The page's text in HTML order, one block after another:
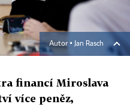
Autor ▪ Jan Rasch
financí Miroslava
více peněz,